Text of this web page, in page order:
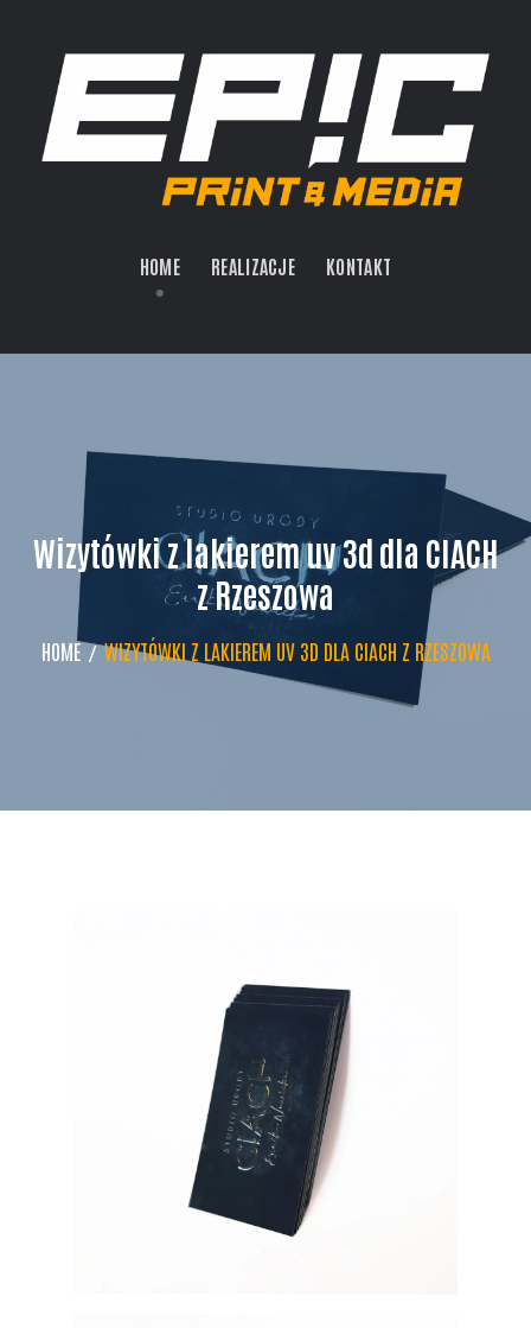
HOME REALIZACJE KONTAKT
Wizytówki z lakierem uv 3d dla CIACH
z Rzeszowa
HOME WIZYTÓWKI Z LAKIEREM UV 3D DLA CIACH Z RZESZOWA